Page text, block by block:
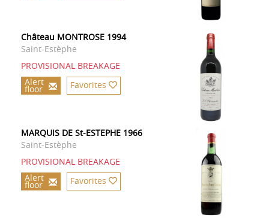
Château MONTROSE 1994
Saint-Estèphe
PROVISIONAL BREAKAGE
Alert
floor Favorites
MARQUIS DE St-ESTEPHE 1966
Saint-Estèphe
PROVISIONAL BREAKAGE
Alert
floor Favorites